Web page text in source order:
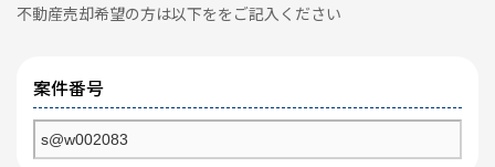
不動産売却希望の方は以下ををご記入ください
案件番号